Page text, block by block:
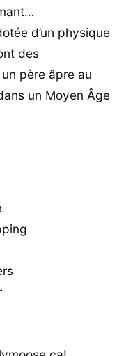
d’un physique
des
père âpre au
un Moyen Âge